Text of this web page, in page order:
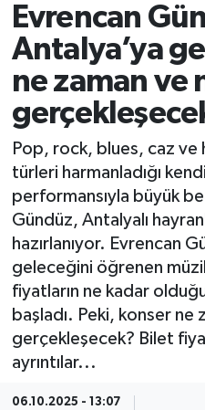
Evrencan
Antalya’ya
ne zaman ve
Pop, rock, blues, caz ve
türleri harmanladığı
performansıyla büyük
Gündüz, Antalyalı
hazırlanıyor. Evrencan
geleceğini öğrenen
fiyatların ne kadar
başladı. Peki, konser ne
gerçekleşecek? Bilet
ayrıntılar...
06.10.2025 - 13:07
Bölge
EĞİTİM
Ekonomi
Genel
Görüntülü Haber
Güncel
Kültür & Sanat
Magazin
Resmi İlan
Antalya Trafik
Süper Lig Puan
Tüm Manşetler
Son Dakika Haberleri
Haber Arşivi